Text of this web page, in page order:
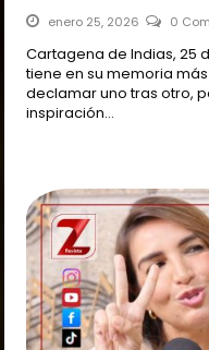
enero 25, 2026 0
Cartagena de Indias, 25
tiene en su memoria
declamar uno tras otro,
inspiración…